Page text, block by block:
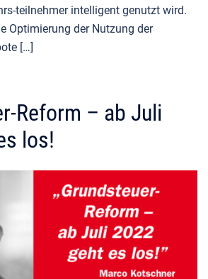
teilnehmer intelligent genutzt wird.
Optimierung der Nutzung der
[…]
Reform – ab Juli
los!